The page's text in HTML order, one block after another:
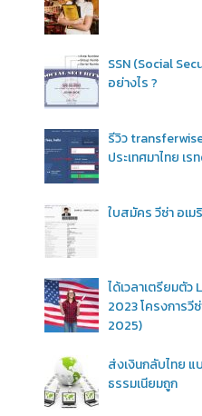
SSN (Social
อย่างไร ?
รีวิว
ประเทศมาไทย เ
ใบสมัคร วีซ่า อเ
ได้เวลาเตรียมตั
2023 โครงการวี
2025)
ส่งเงินกลับไทย แ
ธรรมเนียมถูก